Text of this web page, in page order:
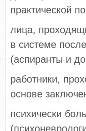
практической
лица,
в системе
(аспиранты и
работники,
основе
психически